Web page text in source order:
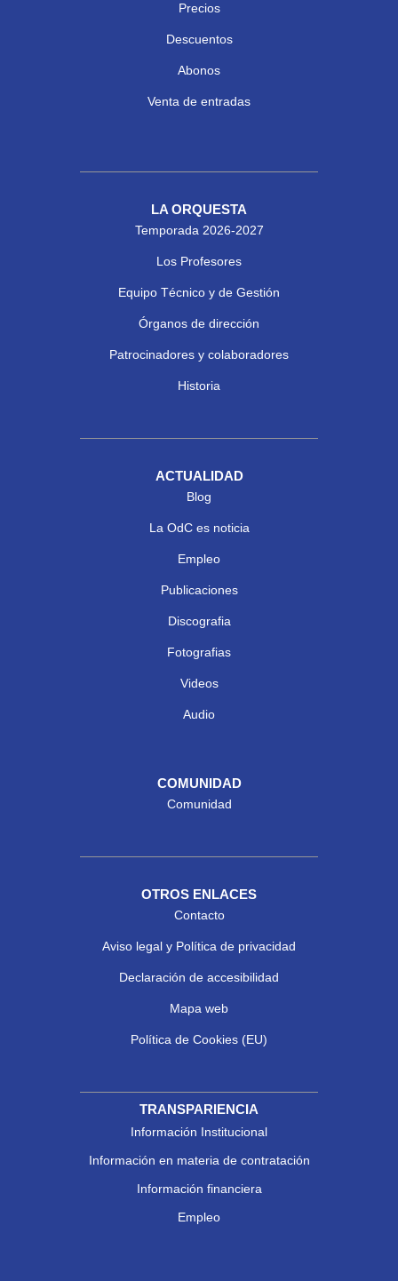
Precios
Descuentos
Abonos
Venta de entradas
LA ORQUESTA
Temporada 2026-2027
Los Profesores
Equipo Técnico y de Gestión
Órganos de dirección
Patrocinadores y colaboradores
Historia
ACTUALIDAD
Blog
La OdC es noticia
Empleo
Publicaciones
Discografia
Fotografias
Videos
Audio
COMUNIDAD
Comunidad
OTROS ENLACES
Contacto
Aviso legal y Política de privacidad
Declaración de accesibilidad
Mapa web
Política de Cookies (EU)
TRANSPARIENCIA
Información Institucional
Información en materia de contratación
Información financiera
Empleo